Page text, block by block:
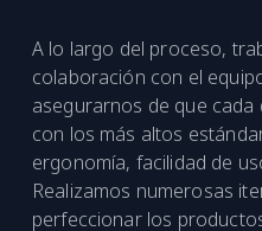
A lo largo del proceso,
colaboración con el
asegurarnos de que
con los más altos
ergonomía, facilidad de
Realizamos numerosas
perfeccionar los